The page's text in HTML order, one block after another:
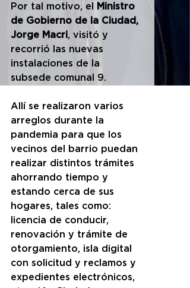
Por tal motivo, el
Ministro
de Gobierno de la Ciudad,
Jorge Macri, visitó y
recorrió las nuevas
instalaciones de la
subsede comunal 9.
Allí se realizaron varios
arreglos durante la
pandemia para que los
vecinos del barrio puedan
realizar distintos trámites
ahorrando tiempo y
estando cerca de sus
hogares, tales como:
licencia de conducir,
renovación y trámite de
otorgamiento, isla digital
con solicitud y reclamos y
expedientes electrónicos,